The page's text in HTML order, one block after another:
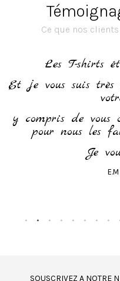
Ce que nos
Les T-shirts
Et je vous suis très
y compris de vous
pour nous les
Je
SOUSCRIVEZ A NOTRE